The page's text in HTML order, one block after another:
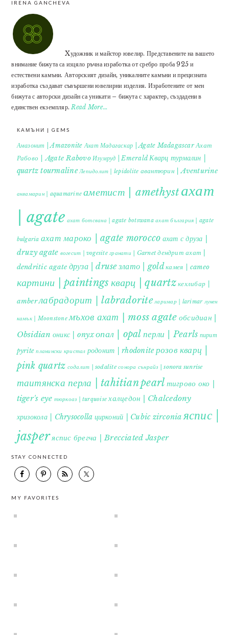
IRENA GANCHEVA
Xудожник и майстор ювелир. Представените на вашето
внимание бижута са изцяло ръчна изработка от сребро проба 925 и
естествени камъни. Авторският дизайн, уникалните камъни и прецизната
изработка създават съвършени ювелирни изделия. Изработените от мен
бижута с авторски дизайн са уникати – бижута с характер, създадени в
единствен екземпляр.Read More…
КАМЪНИ | GEMS
Амазонит | Amazonite Ахат Мадагаскар | Agate Madagascar Ахат
Рабово | Agate Rabovo Изумруд | Emerald Кварц турмалин |
quartz tourmaline Лепидолит | lepidolite авантюрин | Aventurine
аквамарин | aquamarine аметист | amethystахат
| agate ахат ботсвана | agate botswana ахат българия | agate
bulgaria ахат мароко | agate morocco ахат с друза |
druzy agate вогесит | vogesite гранати | Garnet дендрит ахат |
dendritic agate друза | druse злато | gold камея | cameo
картини | paintings кварц | quartzкехлибар |
amberлабрадорит | labradorite ларимар | larimar лунен
камък | Moonstone мъхов ахат | moss agate обсидиан |
Obsidian оникс | onyxопал | opal перли | Pearls пирит |
pyrite планински кристал родонит | rhodonite розов кварц |
pink quartz содалит | sodalite сонора сънрайз | sonora sunrise
таитянска перла | tahitian pearl тигрово око |
tiger's eye тюркоаз | turquoise халцедон | Chalcedony
хризокола | Chrysocolla цирконий | Cubic zirconia яспис |
jasperяспис брегча | Brecciated Jasper
STAY CONNECTED
MY FAVORITES